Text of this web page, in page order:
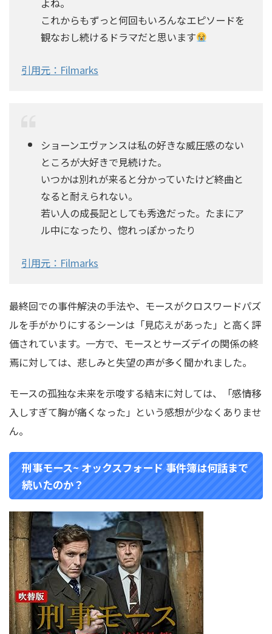
これからもずっと何回もいろんなエピソードを
観なおし続けるドラマだと思います
引用元：Filmarks
ショーンエヴァンスは私の好きな威圧感のない
ところが大好きで見続けた。
いつかは別れが来ると分かっていたけど終曲と
なると耐えられない。
若い人の成長記としても秀逸だった。たまにア
ル中になったり、惚れっぽかったり
引用元：Filmarks
最終回での事件解決の手法や、モースがクロスワードパズ
ルを手がかりにするシーンは「見応えがあった」と高く評
価されています。 一方で、モースとサーズデイの関係の終
焉に対しては、悲しみと失望の声が多く聞かれました。
モースの孤独な未来を示唆する結末に対しては、「感情移
入しすぎて胸が痛くなった」という感想が少なくありませ
ん。
刑事モース~ オックスフォード 事件簿は何話まで
続いたのか？